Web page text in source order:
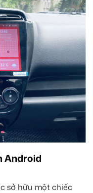
Android
sở hữu một chiếc